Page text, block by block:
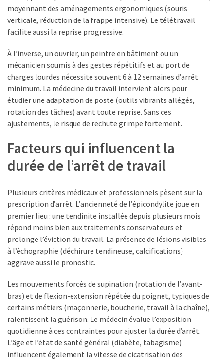
moyennant des aménagements ergonomiques (souris
verticale, réduction de la frappe intensive). Le télétravail
facilite aussi la reprise progressive.
À l’inverse, un ouvrier, un peintre en bâtiment ou un
mécanicien soumis à des gestes répétitifs et au port de
charges lourdes nécessite souvent 6 à 12 semaines d’arrêt
minimum. La médecine du travail intervient alors pour
étudier une adaptation de poste (outils vibrants allégés,
rotation des tâches) avant toute reprise. Sans ces
ajustements, le risque de rechute grimpe fortement.
Facteurs qui influencent la
durée de l’arrêt de travail
Plusieurs critères médicaux et professionnels pèsent sur la
prescription d’arrêt. L’ancienneté de l’épicondylite joue en
premier lieu : une tendinite installée depuis plusieurs mois
répond moins bien aux traitements conservateurs et
prolonge l’éviction du travail. La présence de lésions visibles
à l’échographie (déchirure tendineuse, calcifications)
aggrave aussi le pronostic.
Les mouvements forcés de supination (rotation de l’avant-
bras) et de flexion-extension répétée du poignet, typiques de
certains métiers (maçonnerie, boucherie, travail à la chaîne),
ralentissent la guérison. Le médecin évalue l’exposition
quotidienne à ces contraintes pour ajuster la durée d’arrêt.
L’âge et l’état de santé général (diabète, tabagisme)
influencent également la vitesse de cicatrisation des